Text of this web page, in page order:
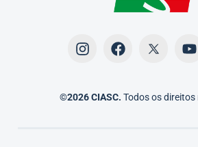
©2026 CIASC. Todos os direitos